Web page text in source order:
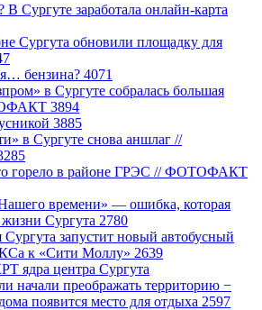
В Сургуте заработала онлайн-карта
Сургута обновили площадку для
бензина? 4071
в Сургуте собралась большая
3894
3885
в Сургуте снова аншлаг //
горело в районе ГРЭС // ФОТОФАКТ
времени» — ошибка, которая
жизни Сургута 2780
запустит новый автобусный
к «Сити Моллу» 2639
ядра центра Сургута
начали преображать территорию −
появится место для отдыха 2597